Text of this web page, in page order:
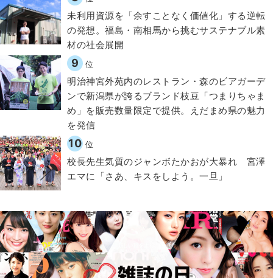
​​未利用資源を「余すことなく価値化」する逆転
の発想。福島・南相馬から挑むサステナブル素
材の社会展開​
9 位
明治神宮外苑内のレストラン・森のビアガーデ
ンで新潟県が誇るブランド枝豆「つまりちゃま
め」を販売数量限定で提供。えだまめ県の魅力
を発信
10 位
校長先生気質のジャンボたかおが大暴れ 宮澤
エマに「さあ、キスをしよう。一旦」